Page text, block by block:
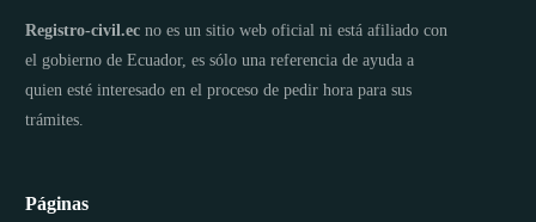
Registro-civil.ec no es un sitio web oficial ni está afiliado con
el gobierno de Ecuador, es sólo una referencia de ayuda a
quien esté interesado en el proceso de pedir hora para sus
trámites.
Páginas